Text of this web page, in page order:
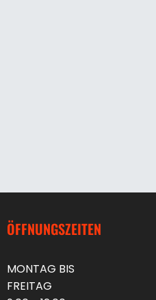
ÖFFNUNGSZEITEN
MONTAG BIS
FREITAG